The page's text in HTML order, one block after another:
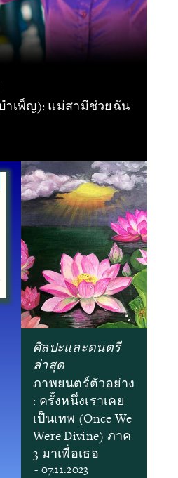
ำเพ็ญ): แม่สามีช่วยฉัน
ศิลปะและดนตรี
ล่าสุด
ภาพยนตร์ตัวอย่าง
: ครั้งหนึ่งเราเคย
เป็นเทพ (Once We
Were Divine) ภาค
3 มาเพื่อเธอ
- 07.11.2023